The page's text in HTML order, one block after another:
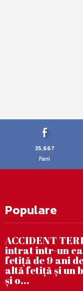
35,667
Fani
Populare
ACCIDENT
intrat într-un
fetiță de 9 ani
altă fetiță și un
și o...